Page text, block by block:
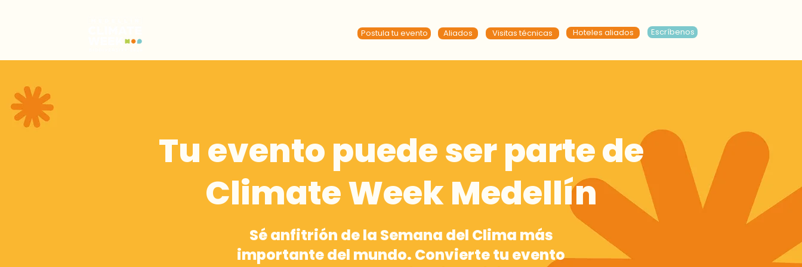
Postula tu evento Aliados Visitas técnicas Hoteles aliados Escríbenos
Tu evento puede ser parte de
Climate Week Medellín
Sé anfitrión de la Semana del Clima más
importante del mundo. Convierte tu evento